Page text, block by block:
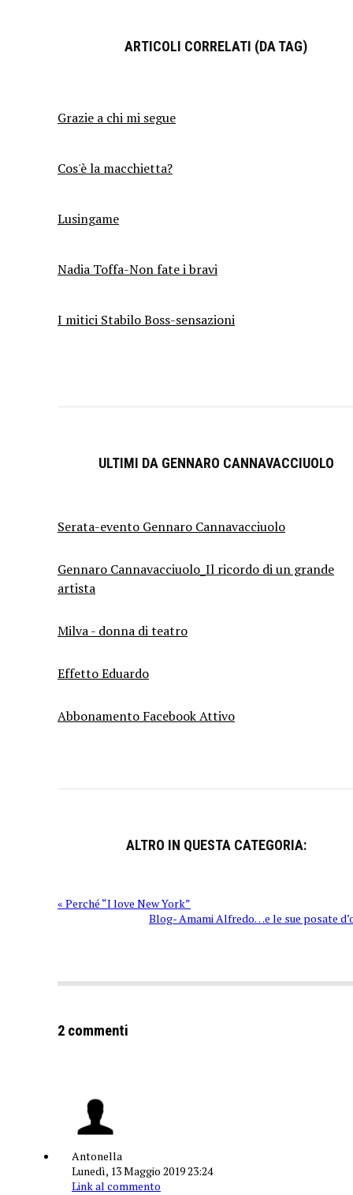
ARTICOLI CORRELATI (DA TAG)
Grazie a chi mi segue
Cos'è la macchietta?
Lusingame
Nadia Toffa-Non fate i bravi
I mitici Stabilo Boss-sensazioni
ULTIMI DA GENNARO CANNAVACCIUOLO
Serata-evento Gennaro Cannavacciuolo
Gennaro Cannavacciuolo_Il ricordo di un grande
artista
Milva - donna di teatro
Effetto Eduardo
Abbonamento Facebook Attivo
ALTRO IN QUESTA CATEGORIA:
« Perché “I love New York”
Blog- Amami Alfredo…e le sue posate
2 commenti
Antonella
Lunedì, 13 Maggio 2019 23:24
Link al commento